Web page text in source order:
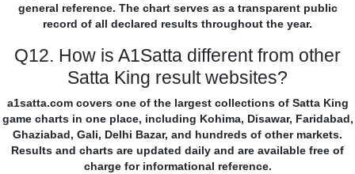
general reference. The chart serves as a transparent public
record of all declared results throughout the year.
Q12. How is A1Satta different from other
Satta King result websites?
a1satta.com covers one of the largest collections of Satta King
game charts in one place, including Kohima, Disawar, Faridabad,
Ghaziabad, Gali, Delhi Bazar, and hundreds of other markets.
Results and charts are updated daily and are available free of
charge for informational reference.